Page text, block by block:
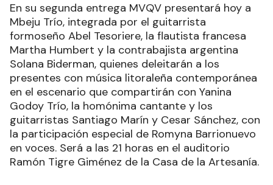
En su segunda entrega MVQV presentará hoy a
Mbeju Trío, integrada por el guitarrista
formoseño Abel Tesoriere, la flautista francesa
Martha Humbert y la contrabajista argentina
Solana Biderman, quienes deleitarán a los
presentes con música litoraleña contemporánea
en el escenario que compartirán con Yanina
Godoy Trío, la homónima cantante y los
guitarristas Santiago Marín y Cesar Sánchez, con
la participación especial de Romyna Barrionuevo
en voces. Será a las 21 horas en el auditorio
Ramón Tigre Giménez de la Casa de la Artesanía.